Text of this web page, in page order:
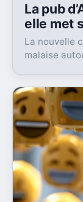
La pub
elle met
La nouvelle
malaise